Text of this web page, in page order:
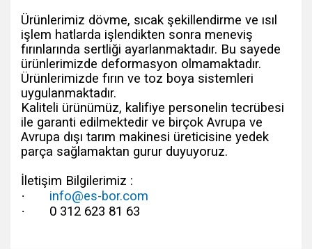
Ürünlerimiz dövme, sıcak şekillendirme ve ısıl
işlem hatlarda işlendikten sonra meneviş
fırınlarında sertliği ayarlanmaktadır. Bu sayede
ürünlerimizde deformasyon olmamaktadır.
Ürünlerimizde fırın ve toz boya sistemleri
uygulanmaktadır.
Kaliteli ürünümüz, kalifiye personelin tecrübesi
ile garanti edilmektedir ve birçok Avrupa ve
Avrupa dışı tarım makinesi üreticisine yedek
parça sağlamaktan gurur duyuyoruz.
İletişim Bilgilerimiz :
· info@es-bor.com
· 0 312 623 81 63